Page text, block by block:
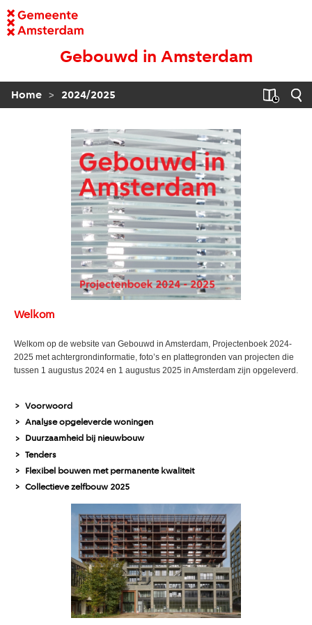
Gebouwd in Amsterdam
Home > 2024/2025
Welkom
Welkom op de website van Gebouwd in Amsterdam, Projectenboek 2024-
2025 met achtergrondinformatie, foto’s en plattegronden van projecten die
tussen 1 augustus 2024 en 1 augustus 2025 in Amsterdam zijn opgeleverd.
>
Voorwoord
>
Analyse opgeleverde woningen
>
Duurzaamheid bij nieuwbouw
>
Tenders
>
Flexibel bouwen met permanente kwaliteit
>
Collectieve zelfbouw 2025